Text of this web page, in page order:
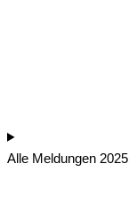
Alle Meldungen 2025